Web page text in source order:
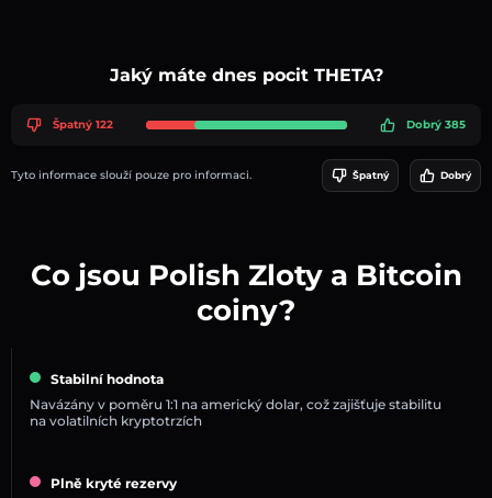
Jaký máte dnes pocit THETA?
Špatný 122 Dobrý 385
Tyto informace slouží pouze pro informaci. Špatný Dobrý
Co jsou Polish Zloty a Bitcoin
coiny?
Stabilní hodnota
Navázány v poměru 1:1 na americký dolar, což zajišťuje stabilitu
na volatilních kryptotrzích
Plně kryté rezervy